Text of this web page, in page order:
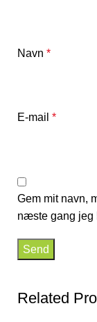
Navn *
E-mail *
Gem mit navn,
næste gang jeg
Related